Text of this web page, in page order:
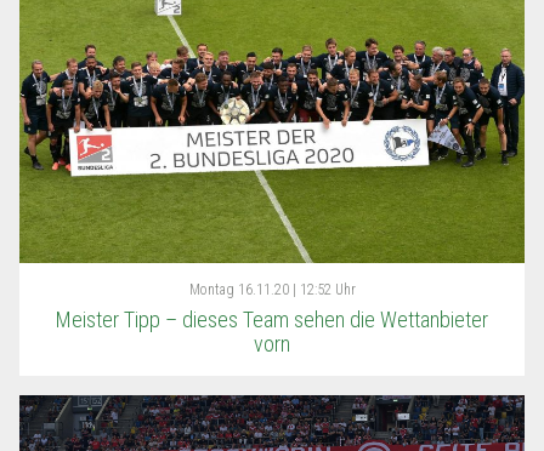
Montag 16.11.20 | 12:52 Uhr
Meister Tipp – dieses Team sehen die Wettanbieter
vorn